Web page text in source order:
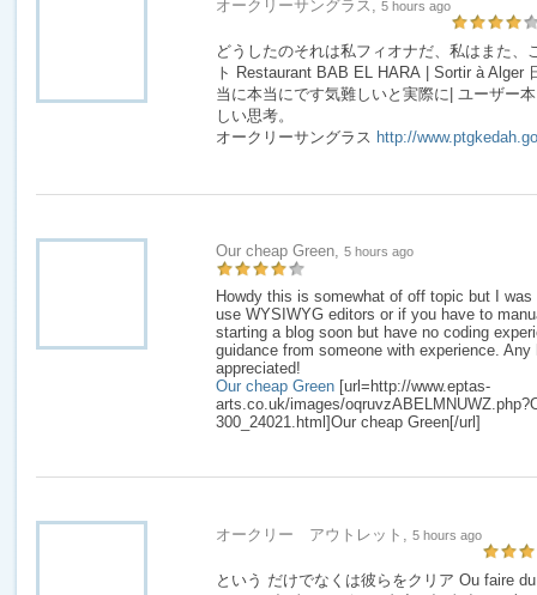
オークリーサングラス, 5 hours ago
どうしたのそれは私フィオナだ、私はまた、
ト Restaurant BAB EL HARA | Sortir à Alger
当に本当にです気難しいと実際に| ユーザー
しい思考。
オークリーサングラス http://
Our cheap Green, 5 hours ago
Howdy this is somewhat of off topic but I
use WYSIWYG editors or if you have to
starting a blog soon but have no coding
guidance from someone with experience.
appreciated!
Our cheap Green [url=http://www.eptas-
arts.co.uk/images/
300_24021.html]Our cheap Green[/url]
オークリー アウトレット, 5 hours ago
という だけでなくは彼らをクリア Ou faire